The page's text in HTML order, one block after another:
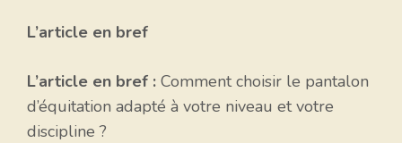
L’article en bref
L’article en bref : Comment choisir le pantalon
d’équitation adapté à votre niveau et votre
discipline ?